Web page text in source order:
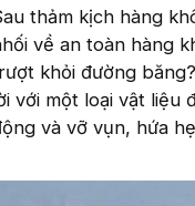
thảm kịch hàng
về an toàn hàng
khỏi đường
với một loại vật liệu
và vỡ vụn, hứa